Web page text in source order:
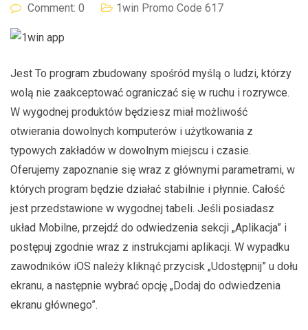
Comment: 0
1win Promo Code 617
Jest To program zbudowany spośród myślą o ludzi, którzy
wolą nie zaakceptować ograniczać się w ruchu i rozrywce.
W wygodnej produktów będziesz miał możliwość
otwierania dowolnych komputerów i użytkowania z
typowych zakładów w dowolnym miejscu i czasie.
Oferujemy zapoznanie się wraz z głównymi parametrami, w
których program będzie działać stabilnie i płynnie. Całość
jest przedstawione w wygodnej tabeli. Jeśli posiadasz
układ Mobilne, przejdź do odwiedzenia sekcji „Aplikacja” i
postępuj zgodnie wraz z instrukcjami aplikacji. W wypadku
zawodników iOS należy kliknąć przycisk „Udostępnij” u dołu
ekranu, a następnie wybrać opcję „Dodaj do odwiedzenia
ekranu głównego”.